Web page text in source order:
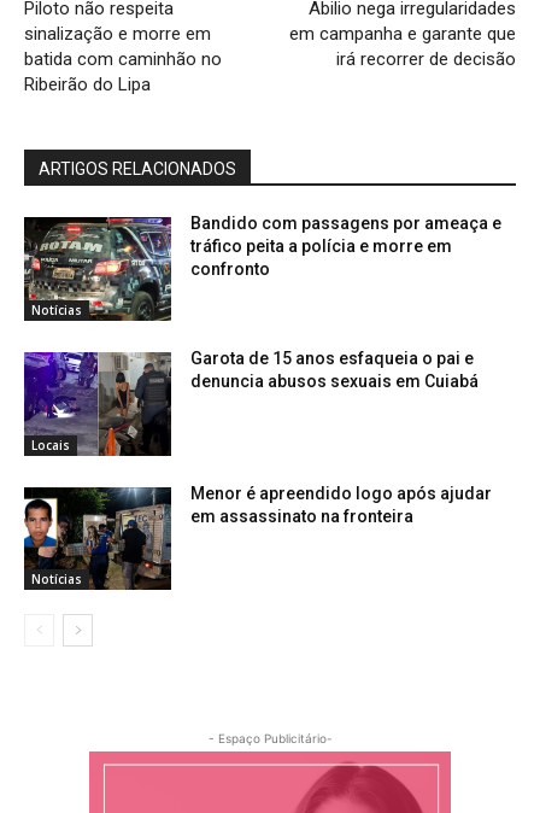
Piloto não respeita
sinalização e morre em
batida com caminhão no
Ribeirão do Lipa
Abilio nega irregularidades
em campanha e garante que
irá recorrer de decisão
ARTIGOS RELACIONADOS
Notícias
Bandido com passagens por ameaça e
tráfico peita a polícia e morre em
confronto
Locais
Garota de 15 anos esfaqueia o pai e
denuncia abusos sexuais em Cuiabá
Notícias
Menor é apreendido logo após ajudar
em assassinato na fronteira
- Espaço Publicitário-